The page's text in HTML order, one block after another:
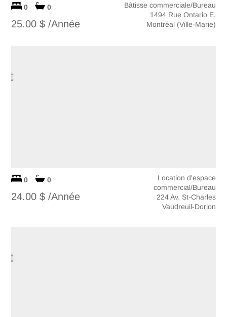
0 0
25.00 $ /Année
Bâtisse commerciale/Bureau
1494 Rue Ontario E.
Montréal (Ville-Marie)
0 0
24.00 $ /Année
Location d'espace
commercial/Bureau
224 Av. St-Charles
Vaudreuil-Dorion